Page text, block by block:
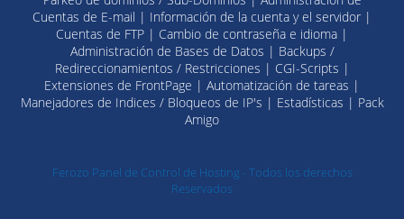
Cuentas de E-mail | Información de la cuenta y el servidor |
Cuentas de FTP | Cambio de contraseña e idioma |
Administración de Bases de Datos | Backups /
Redireccionamientos / Restricciones | CGI-Scripts |
Extensiones de FrontPage | Automatización de tareas |
Manejadores de Indices / Bloqueos de IP's | Estadísticas | Pack
Amigo
Ferozo Panel de Control de Hosting - Todos los derechos
Reservados